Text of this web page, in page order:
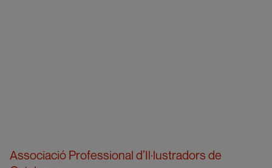
Associació Professional d’Il·lustradors de